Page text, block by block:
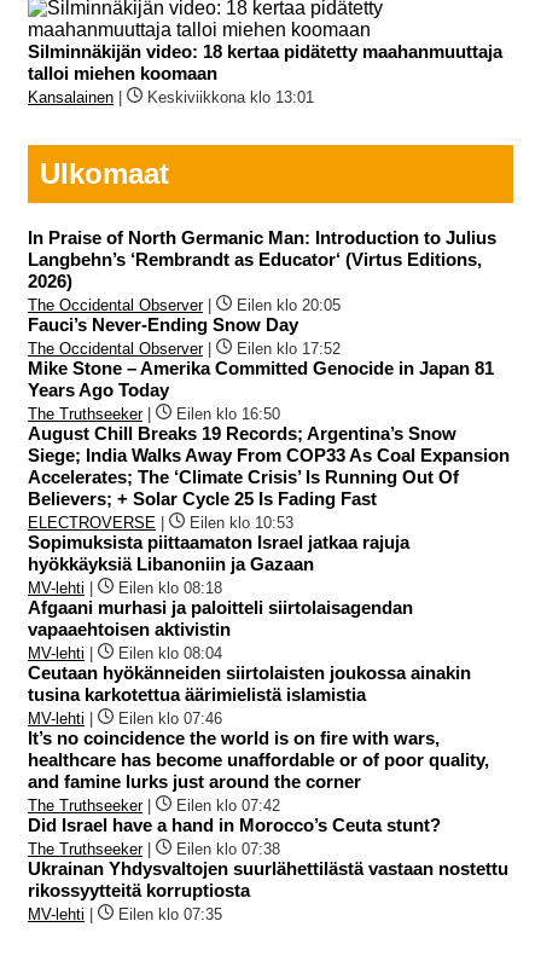
Silminnäkijän video: 18 kertaa pidätetty maahanmuuttaja
talloi miehen koomaan
Kansalainen Keskiviikkona klo 13:01
Ulkomaat
In Praise of North Germanic Man: Introduction to Julius
Langbehn’s ‘Rembrandt as Educator‘ (Virtus Editions,
2026)
The Occidental Observer| Eilen klo 20:05
Fauci’s Never-Ending Snow Day
The Occidental Observer| Eilen klo 17:52
Mike Stone – Amerika Committed Genocide in Japan 81
Years Ago Today
The Truthseeker| Eilen klo 16:50
August Chill Breaks 19 Records; Argentina’s Snow
Siege; India Walks Away From COP33 As Coal Expansion
Accelerates; The ‘Climate Crisis’ Is Running Out Of
Believers; + Solar Cycle 25 Is Fading Fast
ELECTROVERSE Eilen klo 10:53
Sopimuksista piittaamaton Israel jatkaa rajuja
hyökkäyksiä Libanoniin ja Gazaan
MV-lehti Eilen klo 08:18
Afgaani murhasi ja paloitteli siirtolaisagendan
vapaaehtoisen aktivistin
MV-lehti Eilen klo 08:04
Ceutaan hyökänneiden siirtolaisten joukossa ainakin
tusina karkotettua äärimielistä islamistia
MV-lehti Eilen klo 07:46
It’s no coincidence the world is on fire with wars,
healthcare has become unaffordable or of poor quality,
and famine lurks just around the corner
The Truthseeker| Eilen klo 07:42
Did Israel have a hand in Morocco’s Ceuta stunt?
The Truthseeker| Eilen klo 07:38
Ukrainan Yhdysvaltojen suurlähettilästä vastaan nostettu
rikossyytteitä korruptiosta
MV-lehti Eilen klo 07:35